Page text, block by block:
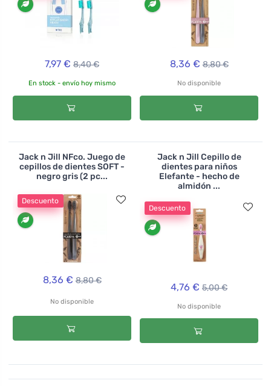
7,97 € 8,40 €
En stock - envío hoy mismo
8,36 € 8,80 €
No disponible
Jack n Jill NFco. Juego de
cepillos de dientes SOFT -
negro gris (2 pc...
Descuento
8,36 € 8,80 €
No disponible
Jack n Jill Cepillo de
dientes para niños
Elefante - hecho de
almidón ...
Descuento
4,76 € 5,00 €
No disponible